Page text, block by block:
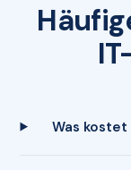
Was kostet